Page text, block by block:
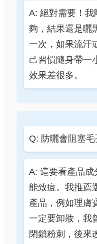
A: 絕對需要！
夠，結果還是曬
一次，如果流汗
己習慣隨身帶一
效果差很多。
Q: 防曬會阻塞
A: 這要看產品
能致痘。我推薦
產品，例如理膚
一定要卸妝，我
閉鎖粉刺，後來